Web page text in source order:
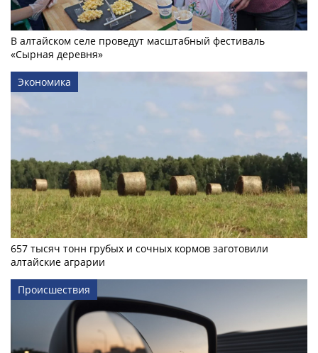
В алтайском селе проведут масштабный фестиваль
«Сырная деревня»
Экономика
657 тысяч тонн грубых и сочных кормов заготовили
алтайские аграрии
Происшествия